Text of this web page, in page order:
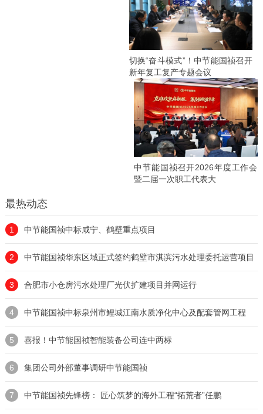
切换“奋斗模式”！中节能国祯召开
新年复工复产专题会议
中节能国祯召开2026年度工作会
暨二届一次职工代表大
最热动态
1 中节能国祯中标咸宁、鹤壁重点项目
2 中节能国祯华东区域正式签约鹤壁市淇滨污水处理委托运营项目
3 合肥市小仓房污水处理厂光伏扩建项目并网运行
4 中节能国祯中标泉州市鲤城江南水质净化中心及配套管网工程
5 喜报！中节能国祯智能装备公司连中两标
6 集团公司外部董事调研中节能国祯
7 中节能国祯先锋榜： 匠心筑梦的海外工程“拓荒者”任鹏